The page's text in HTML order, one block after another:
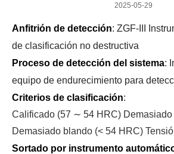
2025-05-29
Anfitrión de detección: ZGF-III
de clasificación no destructiva
Proceso de detección del sistema:
equipo de endurecimiento para
Criterios de clasificación:
Calificado (57 ∼ 54 HRC) Demasiado
Demasiado blando (< 54 HRC)
Sortado por instrumento